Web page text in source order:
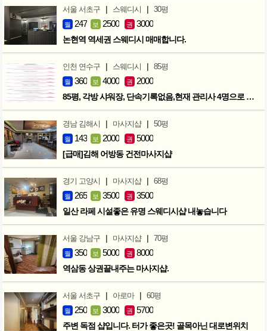
서울 서초구 | 스웨디시 | 30평
월 247 보 2500 권 3000
논현역 역세권 스웨디시 매매합니다.
인천 연수구 | 스웨디시 | 85평
월 360 보 4000 권 2000
85평, 각방 샤워장, 단속기록없음,현재 관리사 4명으로 성업중
경남 김해시 | 마사지샵 | 50평
월 143 보 2000 권 5000
[급매]김해 어방동 건전마사지샵
경기 고양시 | 마사지샵 | 68평
월 265 보 3500 권 3500
일산 라페 시설좋은 유명 스웨디시샵 내놓습니다
서울 강남구 | 마사지샵 | 70평
월 350 보 5000 권 8000
역삼동 상권끝내주는 마사지샵.
서울 서초구 | 아로마 | 60평
월 250 보 3000 권 5700
주변 독점 샵입니다. 터가 좋은곳! 골목아닌 대로변위치